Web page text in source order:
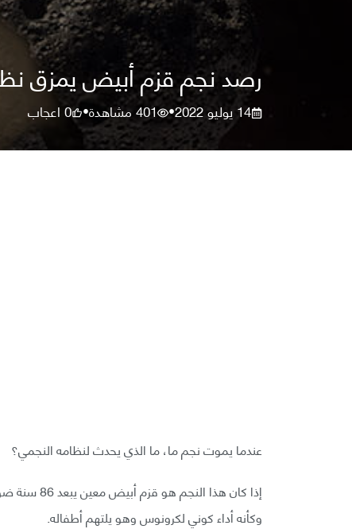
رصد نجم قزم أبيض يمزق
14 يوليو 2022 •
401مشاهدة•
0اعجاب
عندما يموت نجم ما، ما الذي يحدث لنظامه النجمي؟
إذا كان
وكأنه أداء كوني لكرونوس وهو يلتهم أطفاله.